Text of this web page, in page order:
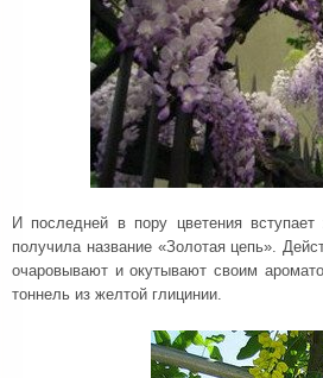
И последней в пору цветения
получила название «Золотая цепь».
очаровывают и окутывают своим
тоннель из желтой глицинии.